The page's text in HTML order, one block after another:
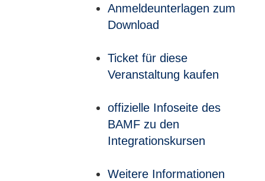
Anmeldeunterlagen zum
Download
Ticket für diese
Veranstaltung kaufen
offizielle Infoseite des
BAMF zu den
Integrationskursen
Weitere Informationen